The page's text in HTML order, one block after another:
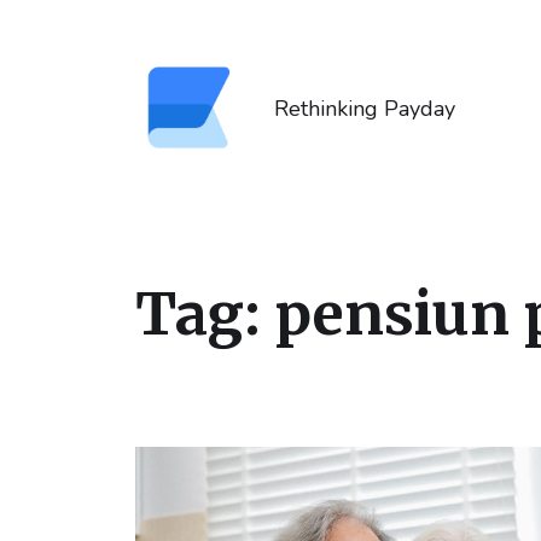
Rethinking Payday
Tag: pensiun